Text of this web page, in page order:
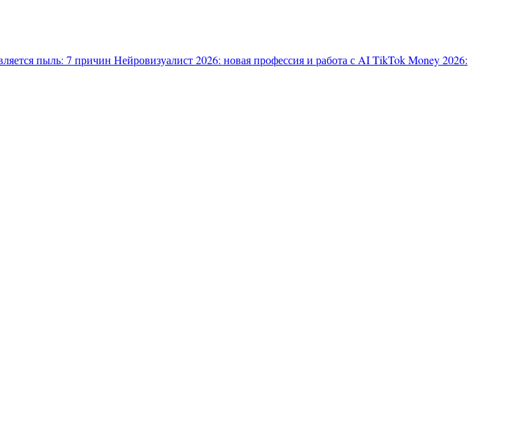
пыль: 7 причин Нейровизуалист 2026: новая профессия и работа с AITikTok Money 2026: